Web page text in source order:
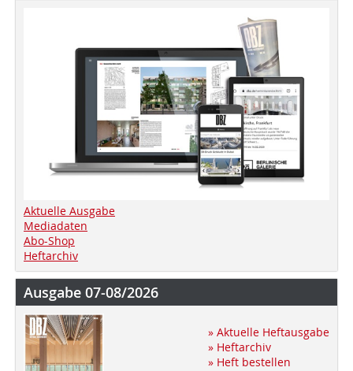
Aktuelle Ausgabe
Mediadaten
Abo-Shop
Heftarchiv
Ausgabe 07-08/2026
» Aktuelle Heftausgabe
» Heftarchiv
» Heft bestellen